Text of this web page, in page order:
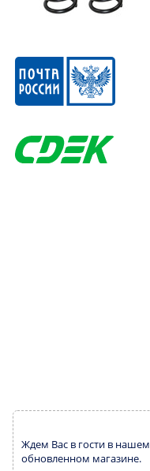
Ждем Вас в гости в нашем
обновленном магазине.